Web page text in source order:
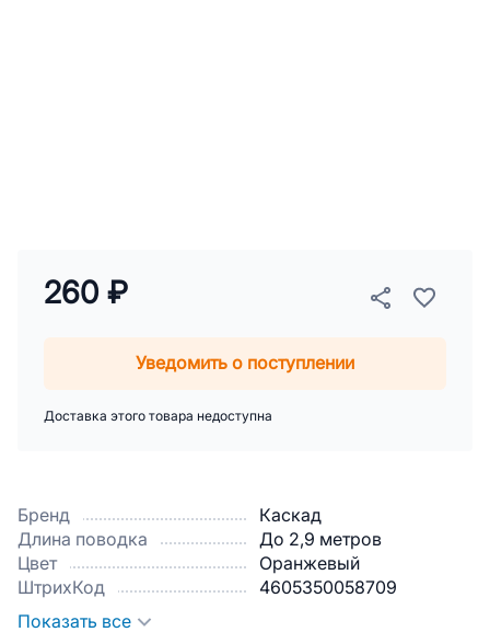
Бренд
Каскад
Длина поводка
До 2,9 метров
Цвет
Оранжевый
ШтрихКод
4605350058709
Показать все
260 ₽
Уведомить о поступлении
Доставка этого товара недоступна